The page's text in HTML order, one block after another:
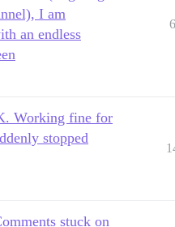
I am
an endless
6
Working fine for
stopped
stuck on